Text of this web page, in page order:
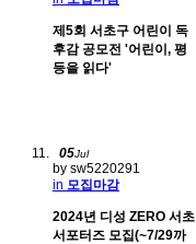
제5회 서초구 어린이 독
후감 공모전 '어린이, 평
등을 읽다'
05Jul
by sw5220291
in 모집마감
2024년 디성 ZERO 서초
서포터즈 모집(~7/29까